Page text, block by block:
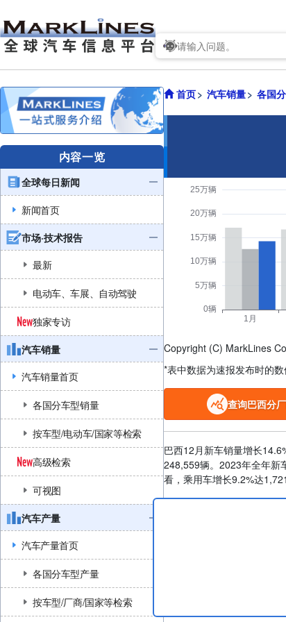
内容一览
全球每日新闻
新闻首页
市场·技术报告
最新
电动车、车展、自动驾驶
独家专访
汽车销量
汽车销量首页
各国分车型销量
按车型/电动车/国家等检索
高级检索
可视图
汽车产量
汽车产量首页
各国分车型产量
按车型/厂商/国家等检索
首页 汽车销量 各国
Copyright (C) MarkLines
*表中数据为速报发布时的
查询巴西分
巴西12月新车销量增长
248,559辆。2023年全年新
看，乘用车增长9.2%达